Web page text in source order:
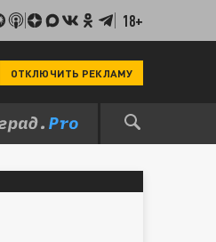
18+
ОТКЛЮЧИТЬ РЕКЛАМУ